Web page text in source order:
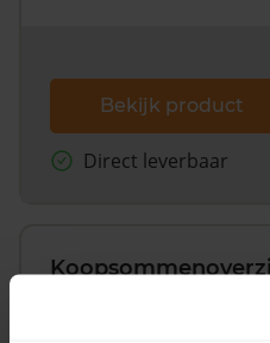
Bekijk product
Direct leverbaar